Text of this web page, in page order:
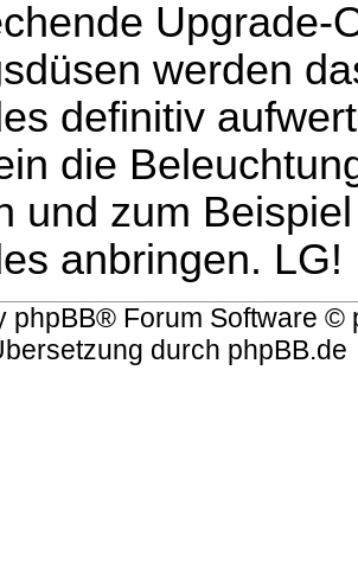
Upgrade-
werden
definitiv
die
und zum
anbringen. LG!
phpBB® Forum Software ©
durch phpBB.de